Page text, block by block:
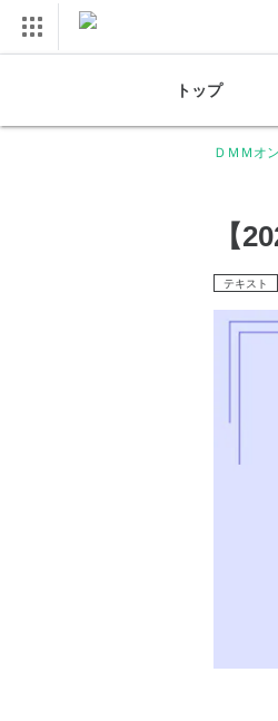
トップ
ＤＭＭオ
【
テキスト